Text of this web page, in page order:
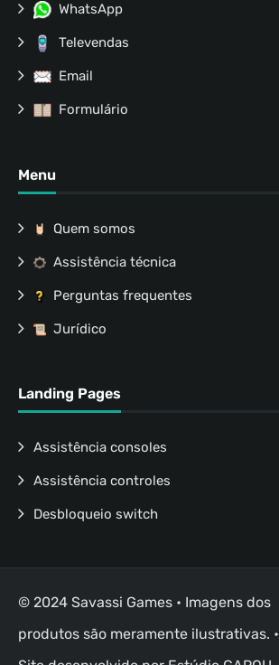
WhatsApp
Televendas
Email
Formulário
Menu
Quem somos
Assistência técnica
Perguntas frequentes
Jurídico
Landing Pages
Assistência consoles
Assistência controles
Desbloqueio switch
© 2024 Savassi Games • Imagens dos
produtos são meramente ilustrativas. •